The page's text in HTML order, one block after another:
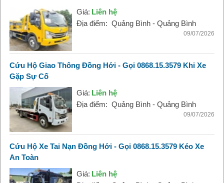
Giá: Liên hệ
Địa điểm: Quảng Bình - Quảng Bình
09/07/2026
Cứu Hộ Giao Thông Đồng Hới - Gọi 0868.15.3579 Khi Xe
Gặp Sự Cố
Giá: Liên hệ
Địa điểm: Quảng Bình - Quảng Bình
09/07/2026
Cứu Hộ Xe Tai Nạn Đồng Hới - Gọi 0868.15.3579 Kéo Xe
An Toàn
Giá: Liên hệ